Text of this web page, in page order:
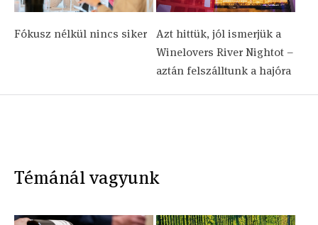
Fókusz nélkül nincs siker
Azt hittük, jól ismerjük a
Winelovers River Nightot –
aztán felszálltunk a hajóra
Témánál vagyunk